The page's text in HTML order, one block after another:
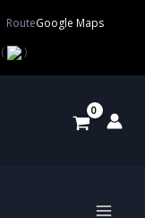
RouteGoogle Maps
( )